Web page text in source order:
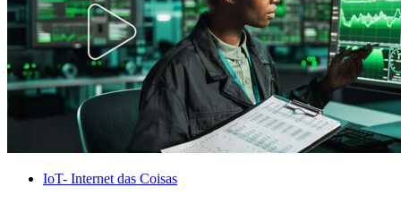
IoT- Internet das Coisas